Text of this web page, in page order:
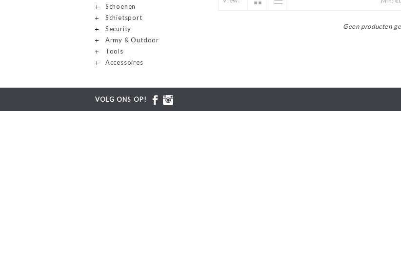
Schoenen
Schietsport
Security
Army & Outdoor
Tools
Accessoires
Geen producten
VOLG ONS OP!